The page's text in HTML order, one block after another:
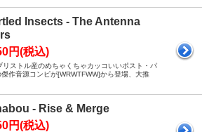
Insects - The Antenna
円(税込)
リストル産のめちゃくちゃカッコいいポスト・パ
傑作音源コンピが[WRWTFWW}から登場、大推
- Rise & Merge
円(税込)